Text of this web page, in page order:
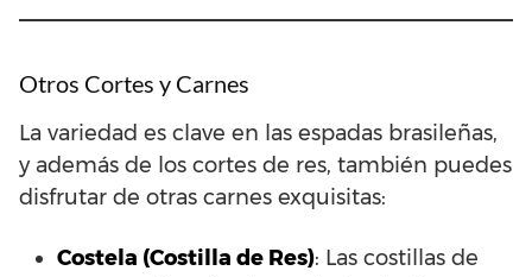
Otros Cortes y Carnes
La variedad es clave en las espadas brasileñas,
y además de los cortes de res, también puedes
disfrutar de otras carnes exquisitas:
Costela (Costilla de Res): Las costillas de